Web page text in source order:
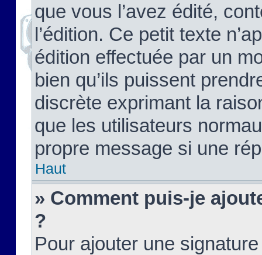
que vous l’avez édité,
l’édition. Ce petit texte
édition effectuée par un
bien qu’ils puissent
discrète exprimant la
que les utilisateurs
propre message si une
Haut
» Comment puis-je
?
Pour ajouter une